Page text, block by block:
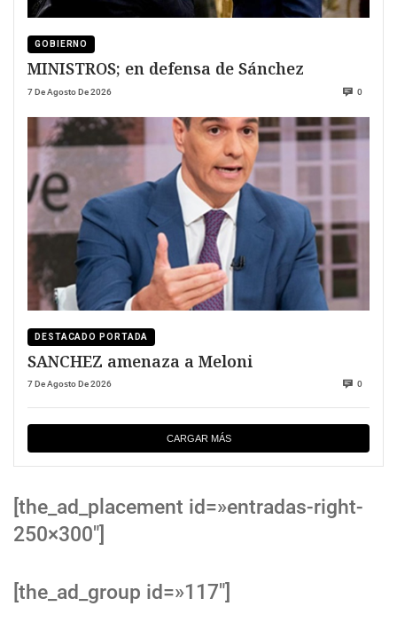
GOBIERNO
MINISTROS; en defensa de Sánchez
7 De Agosto De 2026 0
DESTACADO PORTADA
SANCHEZ amenaza a Meloni
7 De Agosto De 2026 0
CARGAR MÁS
[the_ad_placement id=»entradas-right-
250×300″]
[the_ad_group id=»117″]